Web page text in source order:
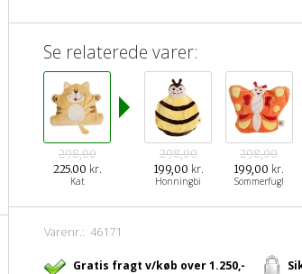
Se relaterede varer:
298,00
225.00 kr.
Kat
298,00
199,00 kr.
Honningbi
298,00
199,00 kr.
Sommerfugl
Varenr.: 46171
Gratis fragt v/køb over 1.250,-